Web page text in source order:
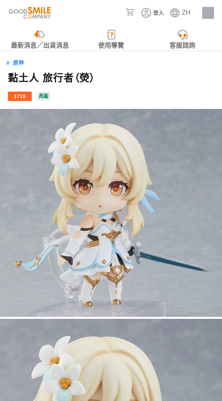
登入 ZH
人才招募
最新消息／出貨消息 使用導覽 客服諮詢
原神
黏土人 旅行者（熒）
1718 再販